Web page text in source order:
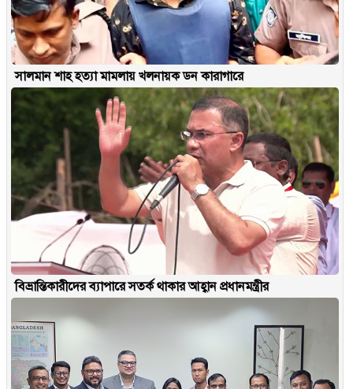
সালমান শাহ হত্যা মামলায় খলনায়ক ডন কারাগারে
বিভ্রান্তিকারীদের ব্যাপারে সতর্ক থাকার আহ্বান প্রধানমন্ত্রীর